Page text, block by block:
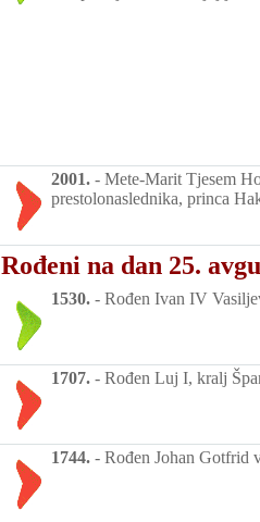
2001. - Mete-Marit Tjesem
prestolonaslednika, princa
Rođeni na dan 25.
1530. - Rođen Ivan IV
1707. - Rođen Luj I, kralj
1744. - Rođen Johan Gotfrid